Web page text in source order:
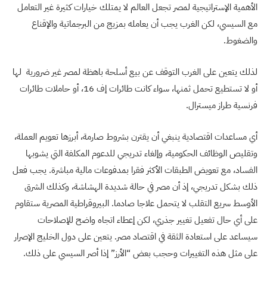
الأهمية الإستراتيجية لمصر تجعل العالم لا يمتلك خيارات كثيرة غير التعامل
مع السيسي، لكن الغرب يجب أن يعامله بمزيج من البرجماتية والإقناع
والضغوط.
لذلك يتعين على الغرب التوقف عن بيع أسلحة باهظة لمصر غير ضرورية لها
أو لا تستطيع تحمل ثمنها، سواء كانت طائرات إف 16، أو حاملات طائرات
فرنسية طراز ميسترال.
أي مساعدات اقتصادية ينبغي أن يقترن بشروط صارمة، أبرزها تعويم العملة،
وتقليص الوظائف الحكومية، وإلغاء تدريجي للدعوم المكلفة التي يشوبها
الفساد، مع تعويض الطبقات الأكثر فقرا بمدفوعات مالية مباشرة. يجب فعل
ذلك بشكل تدريجي، إذ أن مصر في حالة شديدة الهشاشة، وكذلك الشرق
الأوسط سريع التقلب لا يتحمل علاجا صادما. البيروقراطية المصرية ستقاوم
على أي حال تفعيل تغيير جذري، لكن إعطاء اتجاه واضح للإصلاحات
سيساعد على استعادة الثقة في اقتصاد مصر. يتعين على دول الخليج الإصرار
على مثل هذه التغييرات وحجب بعض “الأرز” إذا أصر السيسي على ذلك.